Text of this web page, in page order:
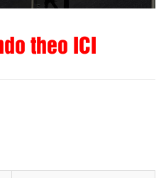
theo ICI